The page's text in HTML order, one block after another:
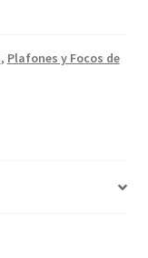
, Plafones y Focos de